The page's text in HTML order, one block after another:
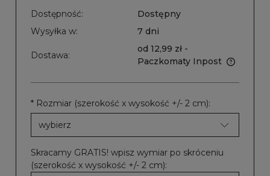
Dostępność:
Dostępny
Wysyłka w:
7 dni
Dostawa:
od 12,99 zł -
Paczkomaty Inpost
* Rozmiar (szerokość x wysokość +/- 2 cm):
Skracamy GRATIS! wpisz wymiar po skróceniu
(szerokość x wysokość +/- 2 cm):